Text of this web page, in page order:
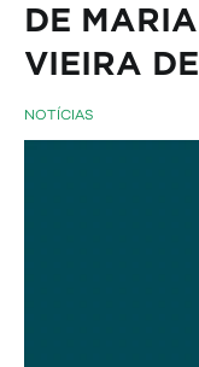
DE
VIEIRA
NOTÍCIAS